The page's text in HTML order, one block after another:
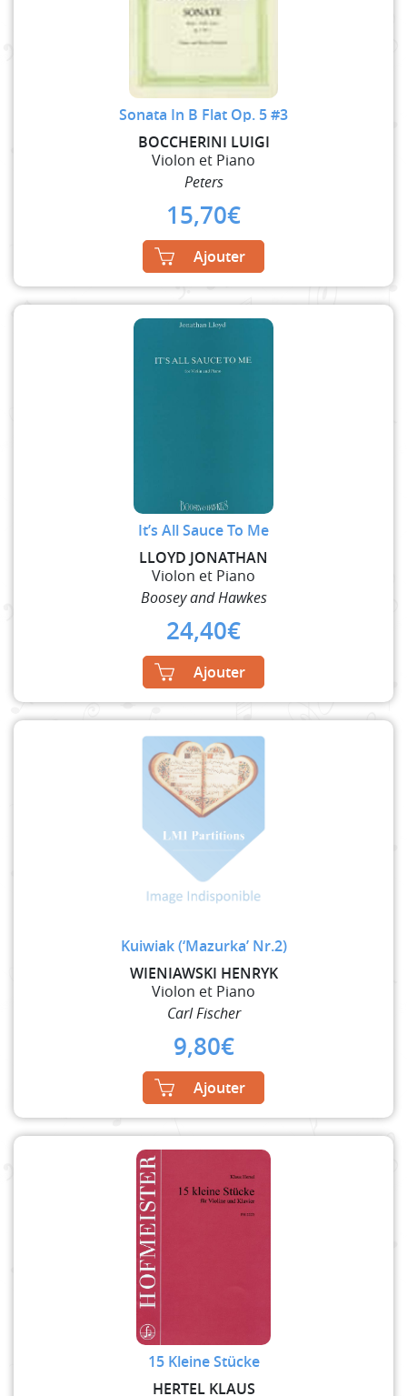
Sonata In B Flat Op. 5 #3
BOCCHERINI LUIGI
Violon et Piano
Peters
15,70€
Ajouter
It’s All Sauce To Me
LLOYD JONATHAN
Violon et Piano
Boosey and Hawkes
24,40€
Ajouter
Kuiwiak (‘Mazurka’ Nr.2)
WIENIAWSKI HENRYK
Violon et Piano
Carl Fischer
9,80€
Ajouter
15 Kleine Stücke
HERTEL KLAUS